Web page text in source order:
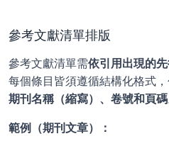
參考文獻清單排版
參考文獻清單需依引用出現的先
每個條目皆須遵循結構化格式
期刊名稱（縮寫）、卷號和頁碼
範例（期刊文章）：